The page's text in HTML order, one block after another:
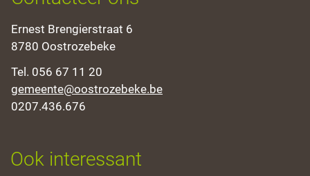
Adres
Ernest Brengierstraat 6
,8780 Oostrozebeke
Tel. 056 67 11 20
E-
mail
gemeente@oostrozebeke.be
Ondernemingsnummer
0207.436.676
Ook interessant